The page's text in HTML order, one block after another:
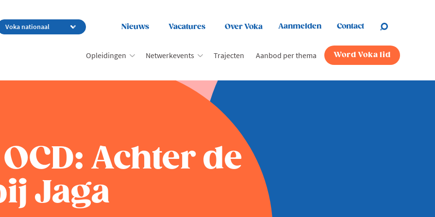
Nieuws Vacatures Over Voka Aanmelden Contact
Opleidingen Netwerkevents Trajecten Aanbod per thema Word Voka lid
Achter de
Jaga